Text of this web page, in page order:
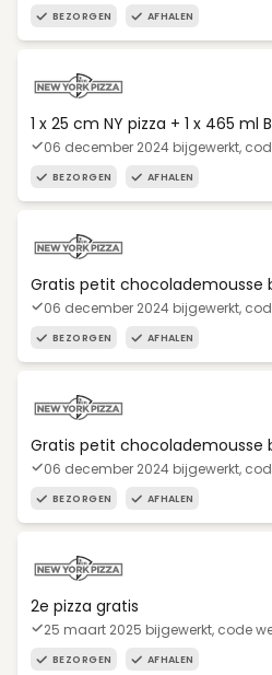
BEZORGEN AFHALEN
1 x 25 cm NY pizza + 1 x 465 ml
06 december 2024 bijgewerkt,
BEZORGEN AFHALEN
Gratis petit chocolademousse
06 december 2024 bijgewerkt,
BEZORGEN AFHALEN
Gratis petit chocolademousse
06 december 2024 bijgewerkt,
BEZORGEN AFHALEN
2e pizza gratis
25 maart 2025 bijgewerkt, code
BEZORGEN AFHALEN